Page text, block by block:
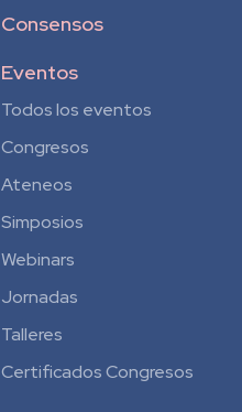
Consensos
Eventos
Todos los eventos
Congresos
Ateneos
Simposios
Webinars
Jornadas
Talleres
Certificados Congresos